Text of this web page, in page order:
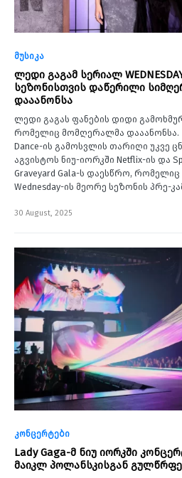
მუსიკა
ლედი გაგამ სერიალ
სეზონისთვის დაწერილი
დააანონსა
ლედი გაგას ფანების დიდი
რომელიც მომღერალმა დააანონსა.
Dance-ის გამოსვლის თარიღი უკვე
აგვისტოს ნიუ-იორკში Netflix-ის და
Graveyard Gala-ს დაესწრო,
Wednesday-ის მეორე სეზონის პრე-
30 August, 2025
კონცერტები
Lady Gaga-მ ნიუ იორკში
მაიკლ პოლანსკისგან